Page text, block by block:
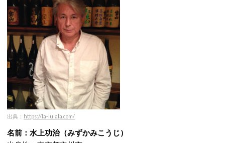
出典： https://la-lulala.com/
名前：水上功治（みずかみこうじ）